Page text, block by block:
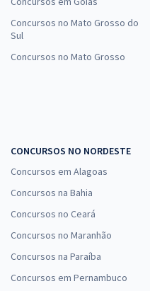
Concursos no Mato Grosso do
Sul
Concursos no Mato Grosso
CONCURSOS NO NORDESTE
Concursos em Alagoas
Concursos na Bahia
Concursos no Ceará
Concursos no Maranhão
Concursos na Paraíba
Concursos em Pernambuco